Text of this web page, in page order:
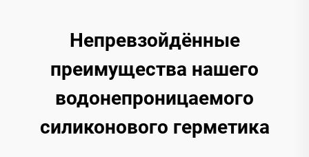
Непревзойдённые
преимущества нашего
водонепроницаемого
силиконового герметика